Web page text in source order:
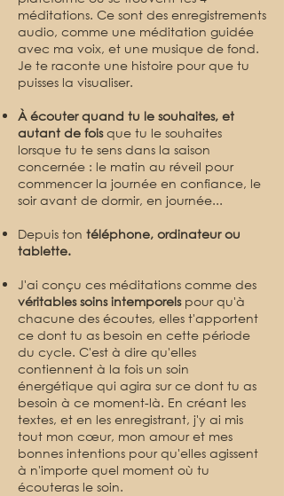
méditations. Ce sont des enregistrements
audio, comme une méditation guidée
avec ma voix, et une musique de fond.
Je te raconte une histoire pour que tu
puisses la visualiser.
À écouter quand tu le souhaites, et
autant de foisque tu le souhaites
lorsque tu te sens dans la saison
concernée : le matin au réveil pour
commencer la journée en confiance, le
soir avant de dormir, en journée...
Depuis ton téléphone, ordinateur ou
tablette.
J'ai conçu ces méditations comme des
véritables soins intemporels pour qu'à
chacune des écoutes, elles t'apportent
ce dont tu as besoin en cette période
du cycle. C'est à dire qu'elles
contiennent à la fois un soin
énergétique qui agira sur ce dont tu as
besoin à ce moment-là. En créant les
textes, et en les enregistrant, j'y ai mis
tout mon cœur, mon amour et mes
bonnes intentions pour qu'elles agissent
à n'importe quel moment où tu
écouteras le soin.